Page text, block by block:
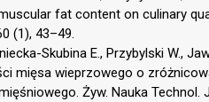
fat content on culinary
(1), 43–49.
Skubina E., Przybylski W.,
mięsa wieprzowego o
Żyw. Nauka Technol.